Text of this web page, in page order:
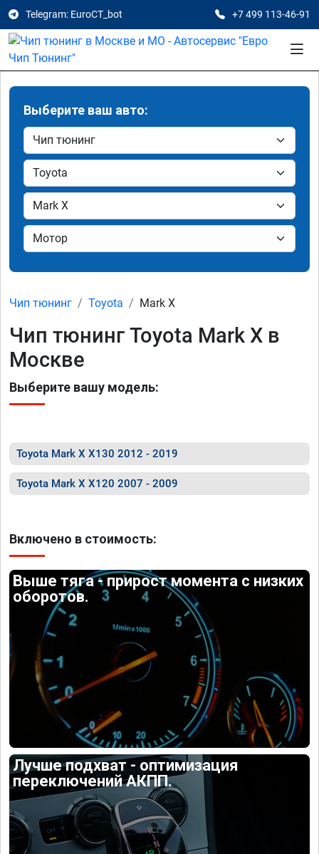
Telegram: EuroCT_bot +7 499 113-46-91
Выберите ваш авто:
Чип тюнинг Toyota Mark X
Чип тюнинг Toyota Mark X в
Москве
Выберите вашу модель:
Toyota Mark X X130 2012 - 2019
Toyota Mark X X120 2007 - 2009
Включено в стоимость:
Выше тяга - прирост момента с низких
оборотов.
Лучше подхват - оптимизация
переключений АКПП.